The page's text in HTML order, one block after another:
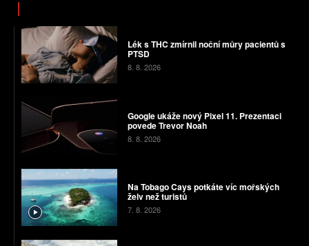
Lék s THC zmírnil noční můry pacientů s
PTSD
8. 8. 2026
Google ukáže nový Pixel 11. Prezentaci
povede Trevor Noah
8. 8. 2026
Na Tobago Cays potkáte víc mořských
želv než turistů
7. 8. 2026